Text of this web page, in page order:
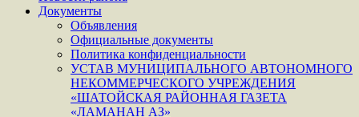
Документы
Объявления
Официальные документы
Политика конфиденциальности
УСТАВ МУНИЦИПАЛЬНОГО АВТОНОМНОГО
НЕКОММЕРЧЕСКОГО УЧРЕЖДЕНИЯ
«ШАТОЙСКАЯ РАЙОННАЯ ГАЗЕТА
«ЛАМАНАН АЗ»